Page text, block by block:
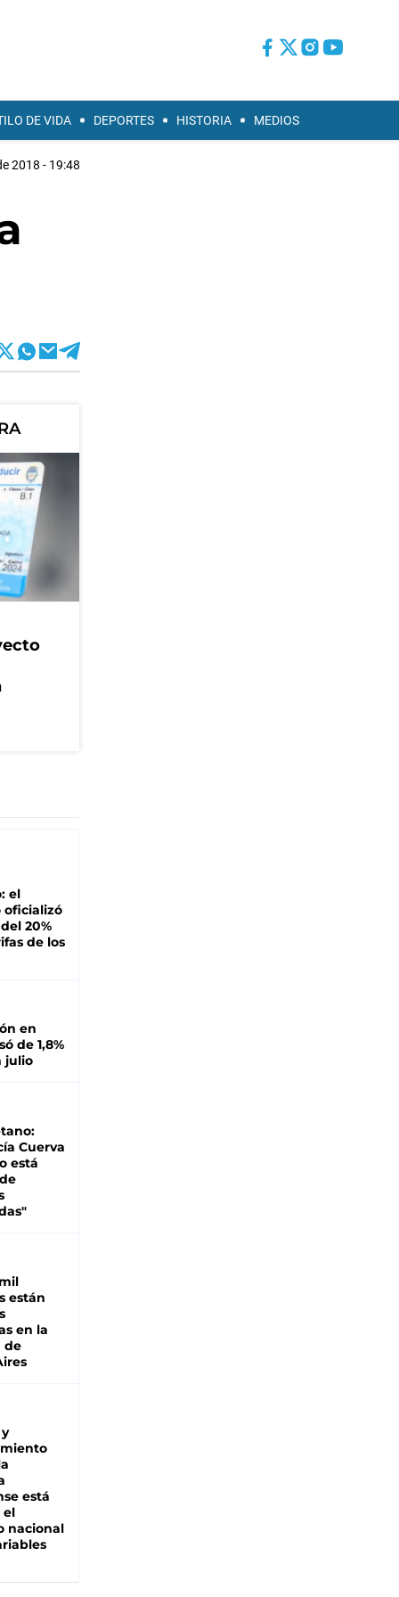
DE VIDA DEPORTES HISTORIA MEDIOS
2018 - 19:48
el
oficializó
20%
de los
en
de 1,8%
julio
Cuerva
está
están
en la
de
está
el
nacional